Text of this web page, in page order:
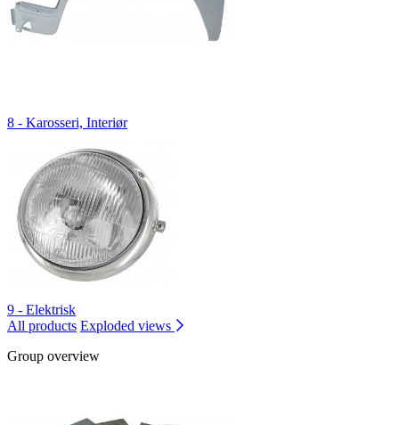
8 - Karosseri, Interiør
9 - Elektrisk
All products Exploded views
Group overview